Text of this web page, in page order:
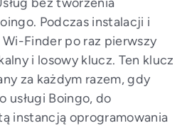
Podczas instalacji i
Finder po raz pierwszy
i losowy klucz. Ten klucz
za każdym razem, gdy
usługi Boingo, do
instancją oprogramowania